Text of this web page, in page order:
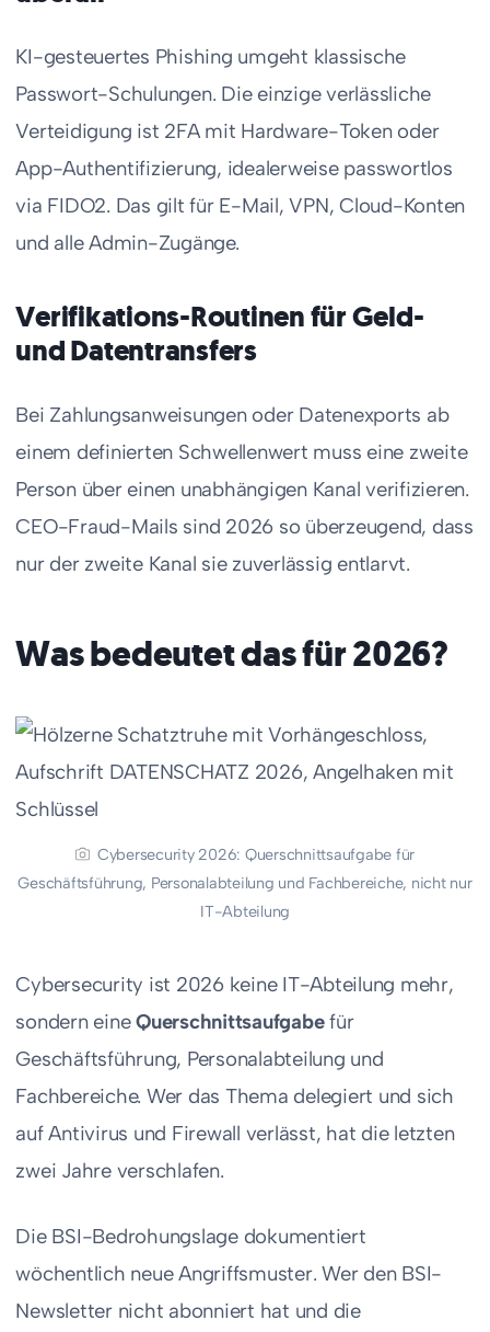
KI-gesteuertes Phishing umgeht klassische
Passwort-Schulungen. Die einzige verlässliche
Verteidigung ist 2FA mit Hardware-Token oder
App-Authentifizierung, idealerweise passwortlos
via FIDO2. Das gilt für E-Mail, VPN, Cloud-Konten
und alle Admin-Zugänge.
Verifikations-Routinen für Geld-
und Datentransfers
Bei Zahlungsanweisungen oder Datenexports ab
einem definierten Schwellenwert muss eine zweite
Person über einen unabhängigen Kanal verifizieren.
CEO-Fraud-Mails sind 2026 so überzeugend, dass
nur der zweite Kanal sie zuverlässig entlarvt.
Was bedeutet das für 2026?
Cybersecurity 2026: Querschnittsaufgabe für
Geschäftsführung, Personalabteilung und Fachbereiche, nicht nur
IT-Abteilung
Cybersecurity ist 2026 keine IT-Abteilung mehr,
sondern eineQuerschnittsaufgabefür
Geschäftsführung, Personalabteilung und
Fachbereiche. Wer das Thema delegiert und sich
auf Antivirus und Firewall verlässt, hat die letzten
zwei Jahre verschlafen.
Die BSI-Bedrohungslage dokumentiert
wöchentlich neue Angriffsmuster. Wer den BSI-
Newsletter nicht abonniert hat und die